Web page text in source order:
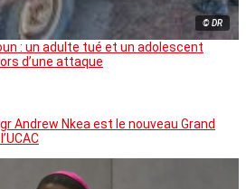
© DR
: un adulte tué et un adolescent
d’une attaque
Andrew Nkea est le nouveau Grand